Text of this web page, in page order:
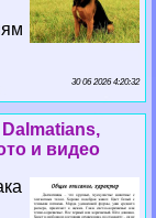
30 06 2026 4:20:32
и видео